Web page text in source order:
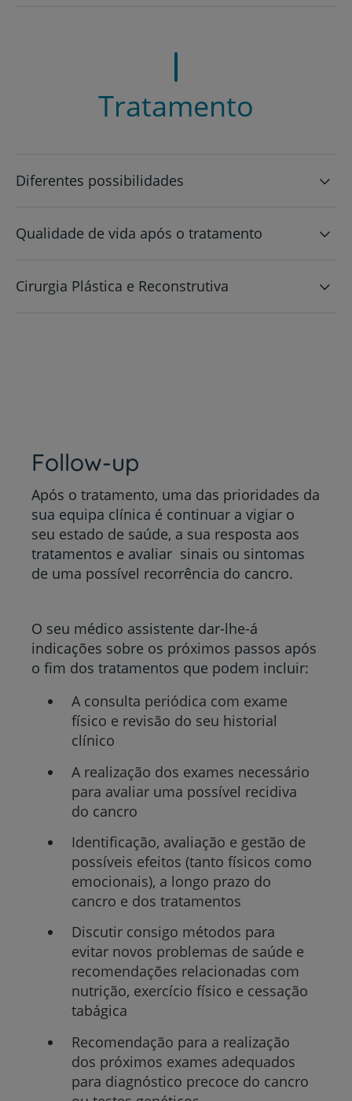
Tratamento
Diferentes possibilidades
Qualidade de vida após o tratamento
Cirurgia Plástica e Reconstrutiva
Follow-up
Após o tratamento, uma das prioridades da
sua equipa clínica é continuar a vigiar o
seu estado de saúde, a sua resposta aos
tratamentos e avaliar sinais ou sintomas
de uma possível recorrência do cancro.
O seu médico assistente dar-lhe-á
indicações sobre os próximos passos após
o fim dos tratamentos que podem incluir:
A consulta periódica com exame
físico e revisão do seu historial
clínico
A realização dos exames necessário
para avaliar uma possível recidiva
do cancro
Identificação, avaliação e gestão de
possíveis efeitos (tanto físicos como
emocionais), a longo prazo do
cancro e dos tratamentos
Discutir consigo métodos para
evitar novos problemas de saúde e
recomendações relacionadas com
nutrição, exercício físico e cessação
tabágica
Recomendação para a realização
dos próximos exames adequados
para diagnóstico precoce do cancro